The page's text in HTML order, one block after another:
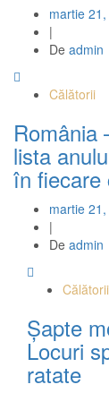
martie
|
De admin
Călătorii
România
lista
în fiecare
martie
|
De admin
Călătorii
Șapte
Locuri
ratate